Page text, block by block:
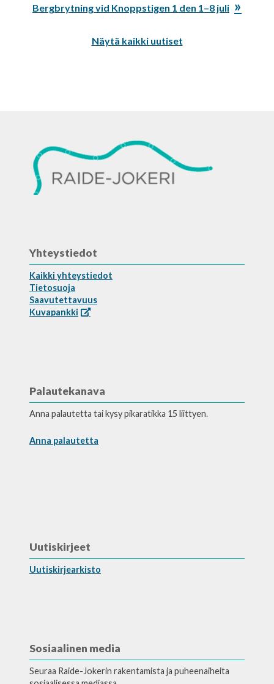
Seuraava
Bergbrytning vid Knoppstigen 1 den 1–8 juli
Näytä kaikki uutiset
Yhteystiedot
Kaikki yhteystiedot
Tietosuoja
Saavutettavuus
Kuvapankki
Palautekanava
Anna palautetta tai kysy pikaratikka 15 liittyen.
Anna palautetta
Uutiskirjeet
Uutiskirjearkisto
Sosiaalinen media
Seuraa Raide-Jokerin rakentamista ja puheenaiheita